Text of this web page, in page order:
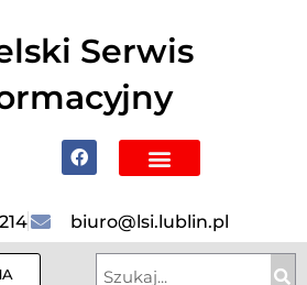
Serwis
biuro@lsi.lublin.pl